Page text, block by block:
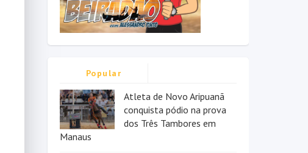
Popular
Atleta de Novo Aripuanã
conquista pódio na prova
dos Três Tambores em
Manaus